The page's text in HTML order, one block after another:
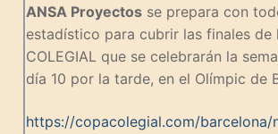
ANSA Proyectos se prepara con
estadístico para cubrir las finales de
COLEGIAL que se celebrarán la
día 10 por la tarde, en el Olímpic de
https://copacolegial.com/